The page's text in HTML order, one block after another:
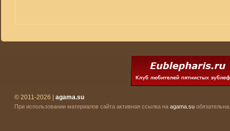
© 2011-2026 | agama.su
При использовании материалов сайта активная ссылка на agama.su обязательна.